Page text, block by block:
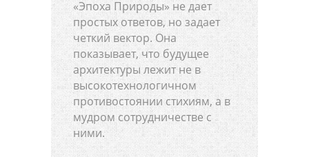
«Эпоха Природы» не дает
простых ответов, но задает
четкий вектор. Она
показывает, что будущее
архитектуры лежит не в
высокотехнологичном
противостоянии стихиям, а в
мудром сотрудничестве с
ними.